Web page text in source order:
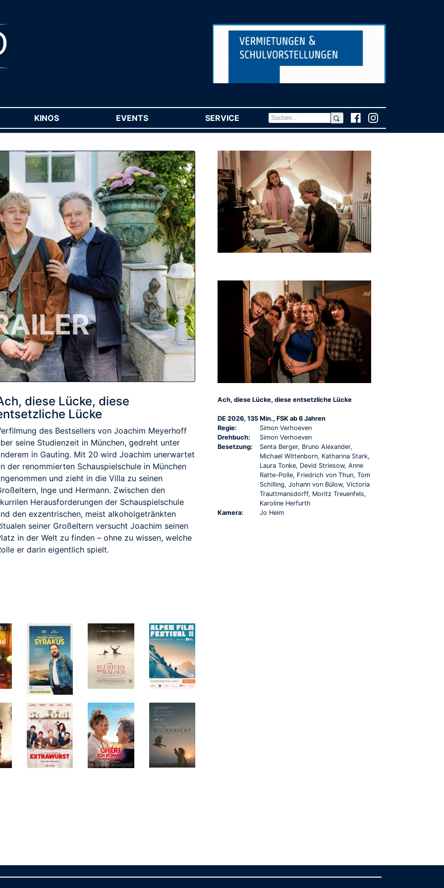
KINOS EVENTS SERVICE (CURRENT)
diese Lücke, diese
Lücke
des Bestsellers von Joachim Meyerhoff
seine Studienzeit in München, gedreht unter
in Gauting. Mit 20 wird Joachim unerwartet
der renommierten Schauspielschule in München
und zieht in die Villa zu seinen
Inge und Hermann. Zwischen den
Herausforderungen der Schauspielschule
den exzentrischen, meist alkoholgetränkten
seiner Großeltern versucht Joachim seinen
in der Welt zu finden – ohne zu wissen, welche
er darin eigentlich spielt.
Ach, diese Lücke, diese entsetzliche Lücke
DE 2026, 135 Min., FSK ab 6 Jahren
Regie:
Simon Verhoeven
Drehbuch:
Simon Verhoeven
Besetzung:
Senta Berger, Bruno Alexander,
Michael Wittenborn, Katharina Stark,
Laura Tonke, Devid Striesow, Anne
Ratte-Polle, Friedrich von Thun, Tom
Schilling, Johann von Bülow, Victoria
Trauttmansdorff, Moritz Treuenfels,
Karoline Herfurth
Kamera:
Jo Heim